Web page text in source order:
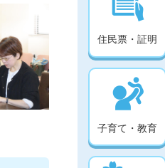
住民票・証明
子育て・教育